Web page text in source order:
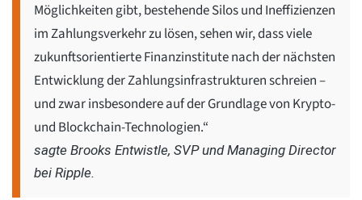
Möglichkeiten gibt, bestehende Silos und Ineffizienzen
im Zahlungsverkehr zu lösen, sehen wir, dass viele
zukunftsorientierte Finanzinstitute nach der nächsten
Entwicklung der Zahlungsinfrastrukturen schreien –
und zwar insbesondere auf der Grundlage von Krypto-
und Blockchain-Technologien.“
sagte Brooks Entwistle, SVP und Managing Director
bei Ripple.